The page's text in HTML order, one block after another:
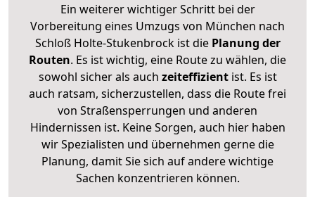
Ein weiterer wichtiger Schritt bei der
Vorbereitung eines Umzugs von München nach
Schloß Holte-Stukenbrock ist diePlanung der
Routen. Es ist wichtig, eine Route zu wählen, die
sowohl sicher als auch zeiteffizientist. Es ist
auch ratsam, sicherzustellen, dass die Route frei
von Straßensperrungen und anderen
Hindernissen ist. Keine Sorgen, auch hier haben
wir Spezialisten und übernehmen gerne die
Planung, damit Sie sich auf andere wichtige
Sachen konzentrieren können.